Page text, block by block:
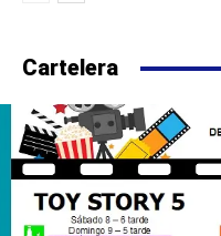
Cartelera